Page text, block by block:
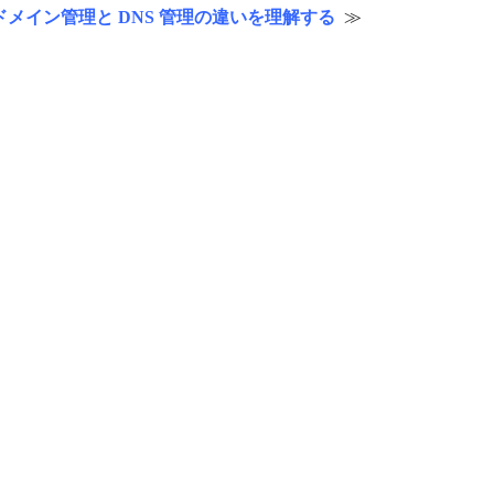
メイン管理と DNS 管理の違いを理解する